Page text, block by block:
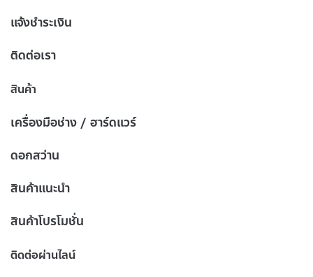
แจ้งชำระเงิน
ติดต่อเรา
สินค้า
เครื่องมือช่าง / ฮาร์ดแวร์
ดอกสว่าน
สินค้าแนะนำ
สินค้าโปรโมชั่น
ติดต่อผ่านไลน์